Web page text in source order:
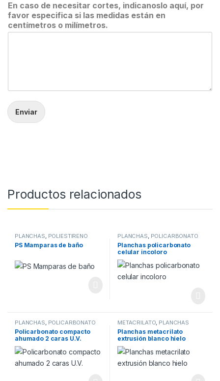
En caso de necesitar cortes, indicanoslo aquí, por
favor especifica si las medidas están en
centímetros o milímetros.
Enviar
Productos relacionados
PLANCHAS, POLIESTIRENO
PS Mamparas de baño
PLANCHAS, POLICARBONATO
CELULAR
Planchas policarbonato
celular incoloro
PLANCHAS POLICARBONATO
COMPACTO
Policarbonato compacto
ahumado 2 caras U.V.
METACRILATO PLANCHAS
Planchas metacrilato
extrusión blanco hielo